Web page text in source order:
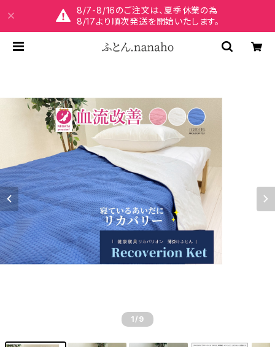
8/7-8/16のご注文は、夏季休業の為
8/17より順次発送を開始いたします。
1 /9